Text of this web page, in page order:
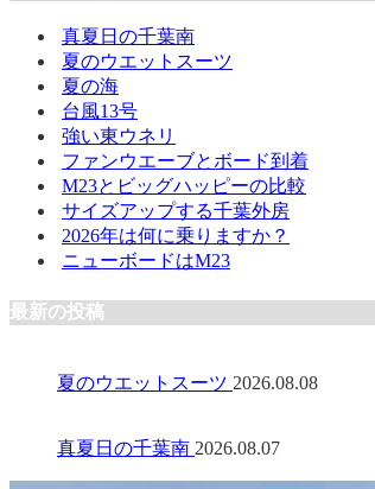
真夏日の千葉南
夏のウエットスーツ
夏の海
台風13号
強い東ウネリ
ファンウエーブとボード到着
M23とビッグハッピーの比較
サイズアップする千葉外房
2026年は何に乗りますか？
ニューボードはM23
最新の投稿
夏のウエットスーツ 2026.08.08
真夏日の千葉南 2026.08.07